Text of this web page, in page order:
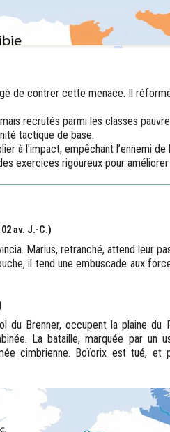
de contrer cette menace. Il
recrutés parmi les classes
tactique de base.
à l'impact, empêchant l’ennemi de
exercices rigoureux pour
av. J.-C.)
Marius, retranché, attend leur
il tend une embuscade aux
du Brenner, occupent la plaine du
La bataille, marquée par un
cimbrienne. Boïorix est tué, et